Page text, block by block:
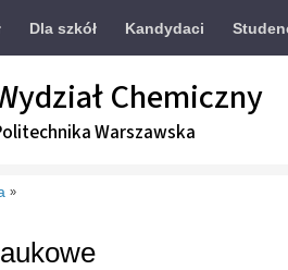
Dla szkół Kandydaci
Chemiczny
Warszawska
»